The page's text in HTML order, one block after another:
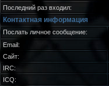
Последний раз входил:
Контактная информация
Послать личное сообщение:
Email:
Сайт:
IRC:
ICQ: